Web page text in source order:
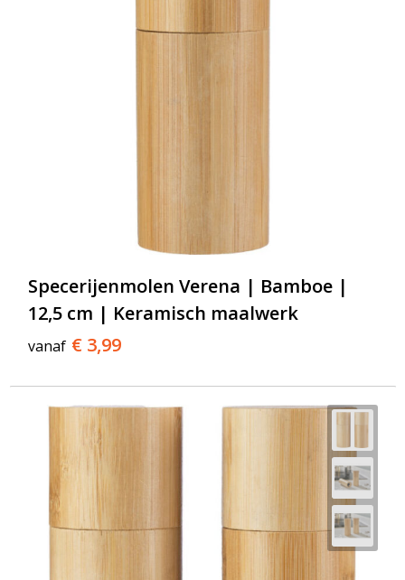
Specerijenmolen Verena | Bamboe |
12,5 cm | Keramisch maalwerk
vanaf € 3,99